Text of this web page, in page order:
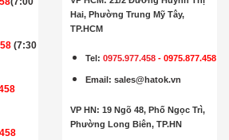
(7:30
Hai, Phường Trung Mỹ Tây,
TP.HCM
Tel:0975.977.458 -0975.877.458
Email :sales@hatok.vn
VP HN: 19 Ngõ 48, Phố Ngọc Trì,
Phường Long Biên, TP.HN